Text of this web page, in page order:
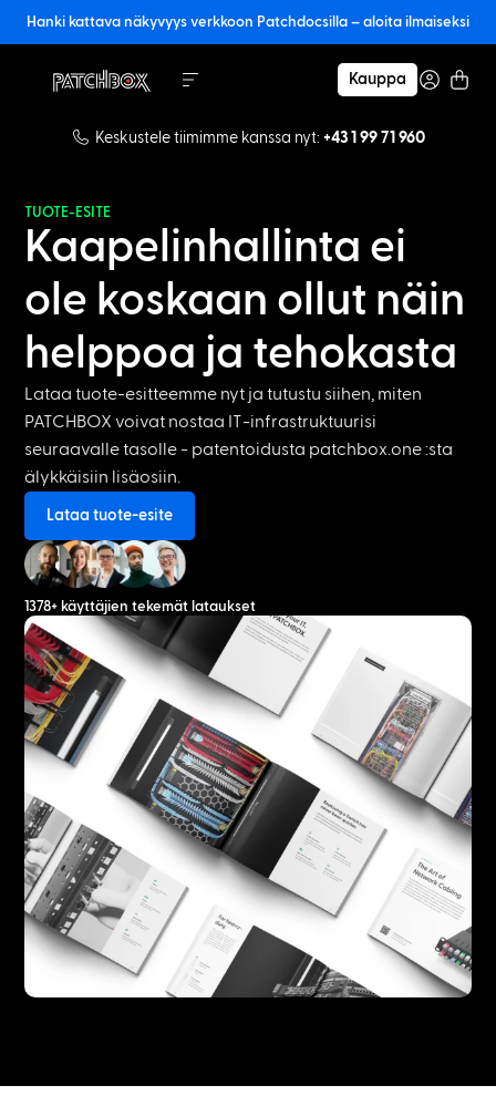
Hanki kattava näkyvyys verkkoon Patchdocsilla – aloita ilmaiseksi
Kauppa
Keskustele tiimimme kanssa nyt: +43 1 99 71 960
TUOTE-ESITE
Kaapelinhallinta ei
ole koskaan ollut näin
helppoa ja tehokasta
Lataa tuote-esitteemme nyt ja tutustu siihen, miten
PATCHBOX voivat nostaa IT-infrastruktuurisi
seuraavalle tasolle - patentoidusta patchbox.one :sta
älykkäisiin lisäosiin.
Lataa tuote-esite
1378+ käyttäjien tekemät lataukset